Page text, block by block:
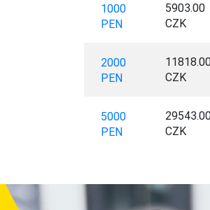
1000
PEN
5903.00
CZK
2000
PEN
CZK
5000
PEN
CZK